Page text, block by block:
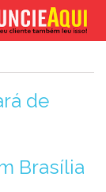
de
Brasília